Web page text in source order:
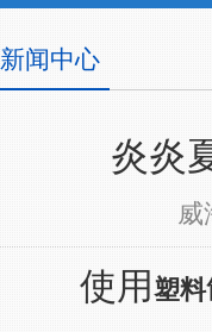
新闻中心
炎炎
威
使用 塑料